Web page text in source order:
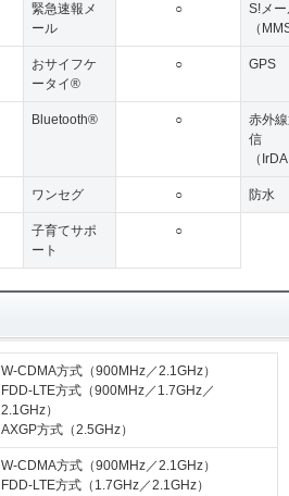
緊急速報メ
ール
○
S!メ
（
おサイフケ
ータイ®
○ GPS
Bluetooth® ○
赤外
信
（
ワンセグ ○ 防水
子育てサポ
ート
○
W-CDMA方式（900MHz／2.1GHz）
FDD-LTE方式（900MHz／1.7GHz／
2.1GHz）
AXGP方式（2.5GHz）
W-CDMA方式（900MHz／2.1GHz）
FDD-LTE方式（1.7GHz／2.1GHz）